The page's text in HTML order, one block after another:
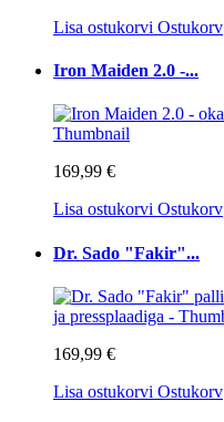
Lisa ostukorvi Ostukorv
Iron Maiden 2.0 -...
169,99 €
Lisa ostukorvi Ostukorv
Dr. Sado "Fakir"...
169,99 €
Lisa ostukorvi Ostukorv